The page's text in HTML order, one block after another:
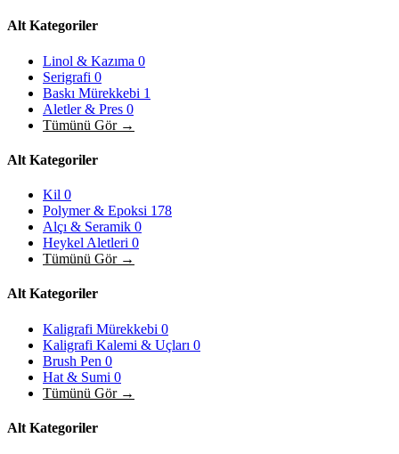
Alt Kategoriler
Linol & Kazıma 0
Serigrafi 0
Baskı Mürekkebi 1
Aletler & Pres 0
Tümünü Gör →
Alt Kategoriler
Kil 0
Polymer & Epoksi 178
Alçı & Seramik 0
Heykel Aletleri 0
Tümünü Gör →
Alt Kategoriler
Kaligrafi Mürekkebi 0
Kaligrafi Kalemi & Uçları 0
Brush Pen 0
Hat & Sumi 0
Tümünü Gör →
Alt Kategoriler